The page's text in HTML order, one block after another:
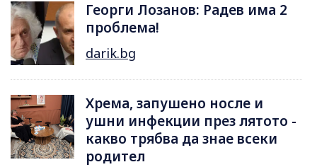
Георги Лозанов: Радев има 2
проблема!
darik.bg
Хрема, запушено носле и
ушни инфекции през лятотo -
какво трябва да знае всеки
родител